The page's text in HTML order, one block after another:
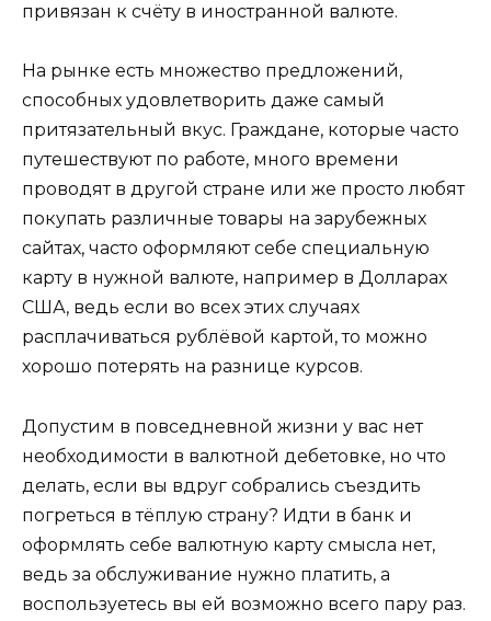
привязан к счёту в иностранной валюте.
На рынке есть множество предложений,
способных удовлетворить даже самый
притязательный вкус. Граждане, которые часто
путешествуют по работе, много времени
проводят в другой стране или же просто любят
покупать различные товары на зарубежных
сайтах, часто оформляют себе специальную
карту в нужной валюте, например в Долларах
США, ведь если во всех этих случаях
расплачиваться рублёвой картой, то можно
хорошо потерять на разнице курсов.
Допустим в повседневной жизни у вас нет
необходимости в валютной дебетовке, но что
делать, если вы вдруг собрались съездить
погреться в тёплую страну? Идти в банк и
оформлять себе валютную карту смысла нет,
ведь за обслуживание нужно платить, а
воспользуетесь вы ей возможно всего пару раз.